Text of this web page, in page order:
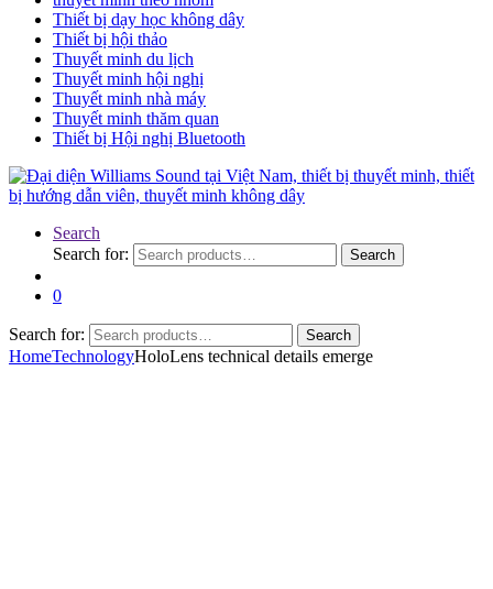
Thiết bị dạy học không dây
Thiết bị hội thảo
Thuyết minh du lịch
Thuyết minh hội nghị
Thuyết minh nhà máy
Thuyết minh thăm quan
Thiết bị Hội nghị Bluetooth
Search
Search for:
Search
0
Search for: Search
HomeTechnologyHoloLens technical details emerge